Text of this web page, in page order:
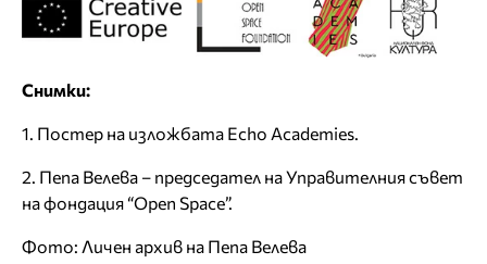
Снимки:
1. Постер на изложбата Echo Academies.
2. Пепа Велева – председател на Управителния съвет
на фондация “Open Space”.
Фото: Личен архив на Пепа Велева